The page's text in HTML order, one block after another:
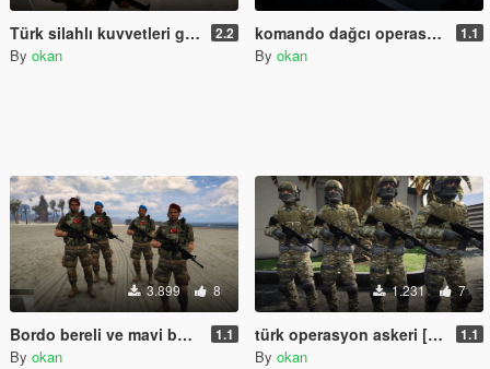
Türk silahlı kuvvetleri g3 milli piyade tüfegi 2.2
By okan
komando dağcı operasyon askeri [2K] 1.1
By okan
3.899 8
Bordo bereli ve mavi bereli [2K] (Turkish Military) 1.1
By okan
1.231 7
türk operasyon askeri [4K] (Turkish Operations) 1.1
By okan